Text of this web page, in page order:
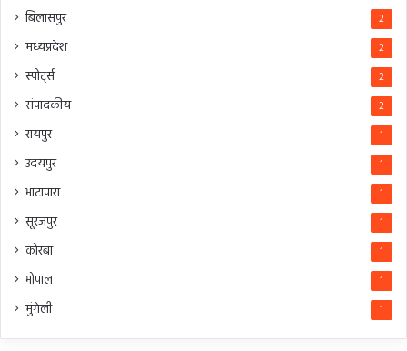
बिलासपुर 2
मध्यप्रदेश 2
स्पोर्ट्स 2
संपादकीय 2
रायपुर 1
उदयपुर 1
भाटापारा 1
सूरजपुर 1
कोरबा 1
भोपाल 1
मुंगेली 1